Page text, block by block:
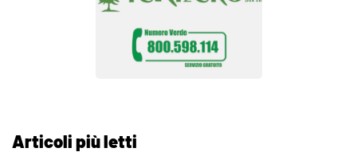
Articoli più letti